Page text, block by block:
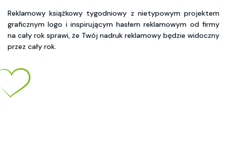
Reklamowy książkowy tygodniowy z nietypowym projektem
graficznym logo i inspirującym hasłem reklamowym od firmy
na cały rok sprawi, że Twój nadruk reklamowy będzie widoczny
przez cały rok.